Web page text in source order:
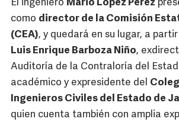
El ingeniero Mario López Pérez
como director de la Comisión
(CEA), y quedará en su lugar, a
Luis Enrique Barboza Niño,
Auditoría de la Contraloría del
académico y expresidente del
Ingenieros Civiles del Estado de
quien cuenta también con amplia